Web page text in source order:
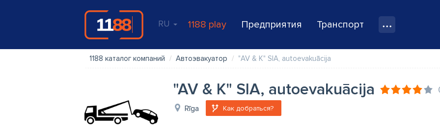
RU 1188 play Предприятия Транспорт
1188 каталог компаний Автоэвакуатор "AV & K" SIA, autoevakuācija
"AV & K" SIA, autoevakuācija
Rīga Как добраться?